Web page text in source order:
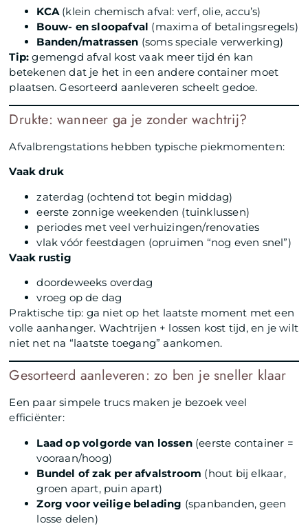
KCA (klein chemisch afval: verf, olie, accu’s)
Bouw- en sloopafval (maxima of betalingsregels)
Banden/matrassen (soms speciale verwerking)
Tip: gemengd afval kost vaak meer tijd én kan
betekenen dat je het in een andere container moet
plaatsen. Gesorteerd aanleveren scheelt gedoe.
Drukte: wanneer ga je zonder wachtrij?
Afvalbrengstations hebben typische piekmomenten:
Vaak druk
zaterdag (ochtend tot begin middag)
eerste zonnige weekenden (tuinklussen)
periodes met veel verhuizingen/renovaties
vlak vóór feestdagen (opruimen “nog even snel”)
Vaak rustig
doordeweeks overdag
vroeg op de dag
Praktische tip: ga niet op het laatste moment met een
volle aanhanger. Wachtrijen + lossen kost tijd, en je wilt
niet net na “laatste toegang” aankomen.
Gesorteerd aanleveren: zo ben je sneller klaar
Een paar simpele trucs maken je bezoek veel
efficiënter:
Laad op volgorde van lossen(eerste container =
vooraan/hoog)
Bundel of zak per afvalstroom (hout bij elkaar,
groen apart, puin apart)
Zorg voor veilige belading (spanbanden, geen
losse delen)